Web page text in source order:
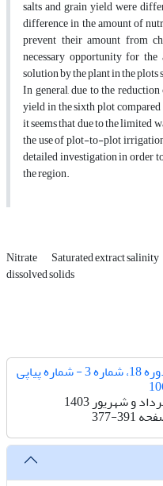
salts and grain yield were
difference in the amount of
prevent their amount from
necessary opportunity for
solution by the plant in the
In general, due to the
yield in the sixth plot
it seems that due to the limited
the use of plot-to-plot
detailed investigation in order
the region.
Nitrate Saturated extract salinity
dissolved solids
دوره 18، شماره 3 - شماره پیاپی
و شهریور 1403
377-391